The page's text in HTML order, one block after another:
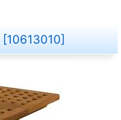
[10613010]